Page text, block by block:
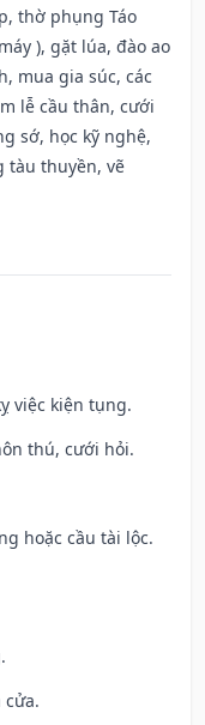
thờ phụng Táo
), gặt lúa, đào ao
mua gia súc, các
lễ cầu thân, cưới
sớ, học kỹ nghệ,
tàu thuyền, vẽ
việc kiện tụng.
thú, cưới hỏi.
hoặc cầu tài lộc.
cửa.